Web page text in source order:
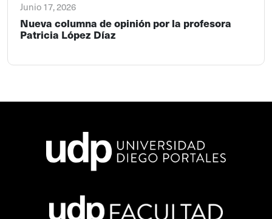
Junio 17, 2026
Nueva columna de opinión por la profesora
Patricia López Díaz